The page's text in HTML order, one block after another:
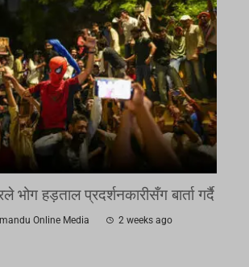
भोग हड़ताल प्रदर्शनकारीसँग बार्ता गर्दै
Online Media 2 weeks ago